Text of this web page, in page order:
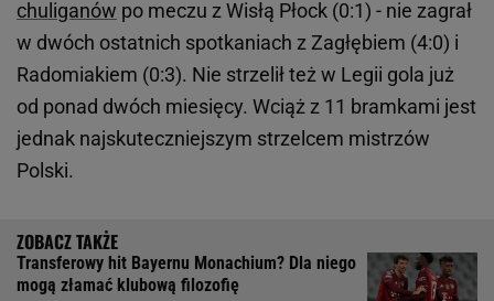
chuliganów po meczu z Wisłą Płock (0:1) - nie zagrał
w dwóch ostatnich spotkaniach z Zagłębiem (4:0) i
Radomiakiem (0:3). Nie strzelił też w Legii gola już
od ponad dwóch miesięcy. Wciąż z 11 bramkami jest
jednak najskuteczniejszym strzelcem mistrzów
Polski.
Transferowy hit Bayernu Monachium? Dla niego
mogą złamać klubową filozofię